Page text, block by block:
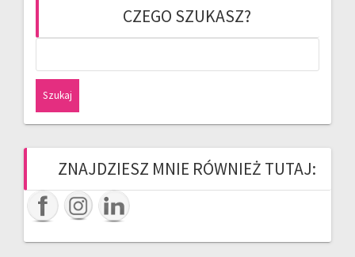
CZEGO SZUKASZ?
ZNAJDZIESZ MNIE RÓWNIEŻ TUTAJ: